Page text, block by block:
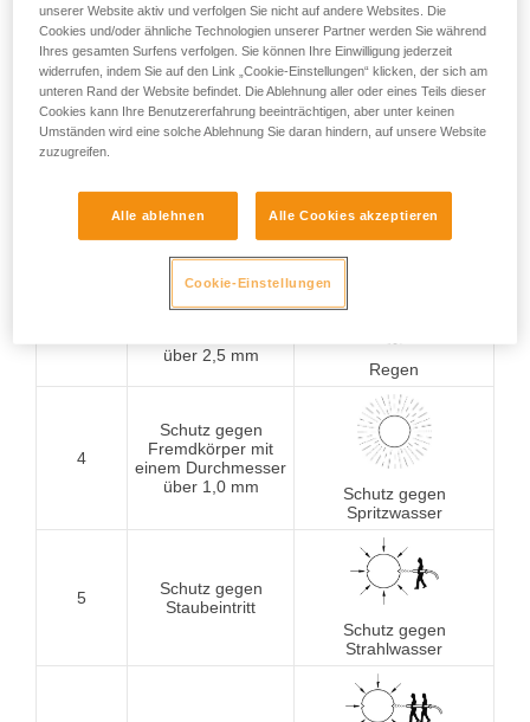
1
Schutz gegen
Fremdkörper mit
einem Durchmesser
über 50 mm
Schutz gegen senkrecht
fallendes Tropfwasser
2
einem Durchmesser
über 12,5 mm
Schutz gegen schräg
über 2,5 mm
Regen
4
Schutz gegen
Fremdkörper mit
einem Durchmesser
über 1,0 mm
Schutz gegen
Spritzwasser
5
Schutz gegen
Staubeintritt
Schutz gegen
Strahlwasser
unserer Website aktiv und verfolgen Sie nicht auf andere Websites. Die
Cookies und/oder ähnliche Technologien unserer Partner werden Sie während
Ihres gesamten Surfens verfolgen. Sie können Ihre Einwilligung jederzeit
widerrufen, indem Sie auf den Link „Cookie-Einstellungen“ klicken, der sich am
unteren Rand der Website befindet. Die Ablehnung aller oder eines Teils dieser
Cookies kann Ihre Benutzererfahrung beeinträchtigen, aber unter keinen
Umständen wird eine solche Ablehnung Sie daran hindern, auf unsere Website
zuzugreifen.
Alle ablehnen Alle Cookies akzeptieren
Cookie-Einstellungen